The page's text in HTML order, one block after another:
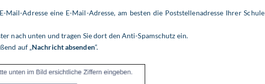
Mail-Adresse eine E-Mail-Adresse, am besten die Poststellenadresse Ihrer Schule
nach unten und tragen Sie dort den Anti-Spamschutz ein.
auf „Nachricht absenden“.